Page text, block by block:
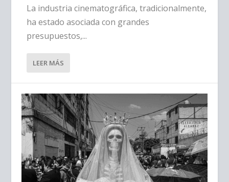
La industria cinematográfica, tradicionalmente,
ha estado asociada con grandes
presupuestos,...
LEER MÁS